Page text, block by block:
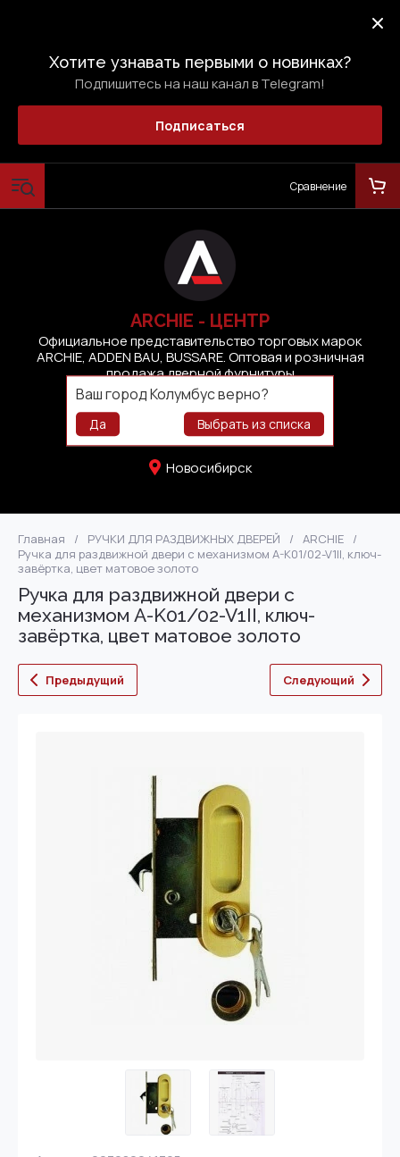
Хотите узнавать первыми о новинках?
Подпишитесь на наш канал в Telegram!
Подписаться
ARCHIE - ЦЕНТР
Официальное представительство торговых марок
ARCHIE, ADDEN BAU, BUSSARE. Оптовая и розничная
продажа дверной фурнитуры
+73832771107
Новосибирск
Ваш городКолумбусверно?
Да Выбрать из списка
Сравнение
Главная / РУЧКИ ДЛЯ РАЗДВИЖНЫХ ДВЕРЕЙ / ARCHIE
/
Ручка для раздвижной двери с механизмом A-K01/02-V1II, ключ-
завёртка, цвет матовое золото
Ручка для раздвижной двери с
механизмом A-K01/02-V1II, ключ-
завёртка, цвет матовое золото
Предыдущий Следующий